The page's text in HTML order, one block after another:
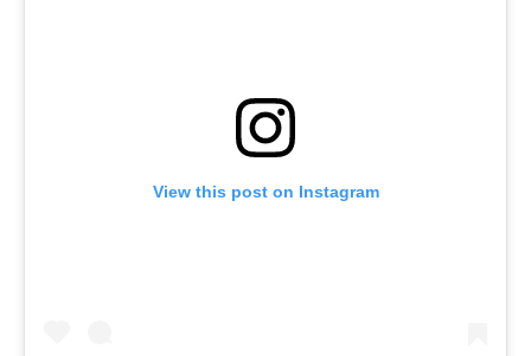
View this post on Instagram